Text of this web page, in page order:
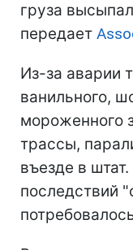
груза
передает
Из-за аварии
ванильного,
мороженного
трассы,
въезде в
последствий